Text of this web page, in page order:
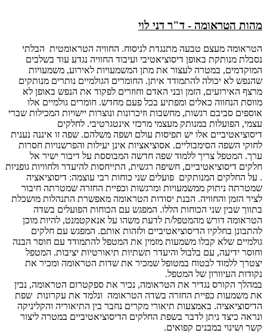
מהות הטראומה - ד"ר דני לוי
הטראומה מעצם טבעה מתנגדת לניסוח. החוויה הטראומטית הבלתי
נסבלת מנותקת באופן דיסוציאטיבי ועיבוד החוויה נגדע עוד בשלבים
המוקדמים, במטרה לעצור את מתן המשמעויות לאירוע, משמעויות
שהנפש לא יכולה להתמודד איתן. החומרים הגולמיים נותרים מנותקים
מרצף האירועים, הזמן ובני האדם וחוזרים לפקוד את הנפש באופן לא
מווסת הנחווה כאלים ומפתיע בכל פעם מחדש. חומרים גולמיים אלו
אוספים סביבם רגשות, מחשבות וזיכרונות ונוצרות יישויות המכילות שברי
עצמי, הפועלות במנותק מעצמי מרכזי אינטגרטיבי. לחלקים
דיסוציאטיביים אלו יש תפיסות עולם ושפה משלהם. שפה זו איננה נענית
לחוקי השפה הסימבוליים. אסוציאציות אינן יעילות והפרשנויות חסרות
ערך. המטפל צריך ללמוד שפה חדשה המבוססת על דיבור ישיר אל
חלקים דיסוציאטיביים, חשיפה רגשית, התייחסות להיעדר ולחוויות גופניות
. על החלקים המנותקים פועלים שני כוחות רבי עוצמה: דיסוציאציה
שמטרתה ניתוק ממשמעויות ומרגשות וכפיית החזרה שמטרתה חיבור
לציר הזמן והחוויה. הבנת יסודות הטראומה מאפשרת התנהלות מושכלת
בתווך שבין שני הכוחות הללו. המפגש עם הכוחות הפועלים בשדה
הטראומה דורש מהמטפל/ת לדעת משהו על אנאקטמנט, להיות מוכן
להתבונן בחלקיו הדיסוציאטיביים ולזהות אותם. המפגש עם חלקים
גולמיים שלא קבלו משמעות מזמין את המטפל להתמודד עם חוסר הבנה
וחוסר ידיעה, עם בלבול והיעדר תשתיות תיאורטיות יציבות. המטפל
יצטרך ללמוד לבטוח במטופל שמכיר את שדות הטראומה ומכיר את
נקודות העיוורון של המטפל.
במהלך הקורס נגדיר את הטראומה, נכיר את ספקטרום הטראומה, נבין
את משמעות כפיית החזרה בשדה הטראומה ונלמד את עקרונות שפת
הדיסוציאציה. באמצעות תיאורי מקרים נחבר בין התיאוריה והקליניקה
ונראה כיצד ניתן לדבר בשפת החלקים הדיסוציאטיביים במטרה ליצור
קשר ושינוי במבנים קפואים.